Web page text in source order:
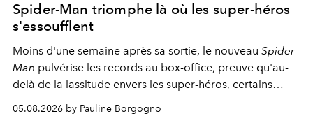
Spider-Man triomphe là où les super-héros
s'essoufflent
Moins d'une semaine après sa sortie, le nouveau Spider-
Man pulvérise les records au box-office, preuve qu'au-
delà de la lassitude envers les super-héros, certains
personnages continuent de susciter une ferveur intacte.
05.08.2026 by Pauline Borgogno